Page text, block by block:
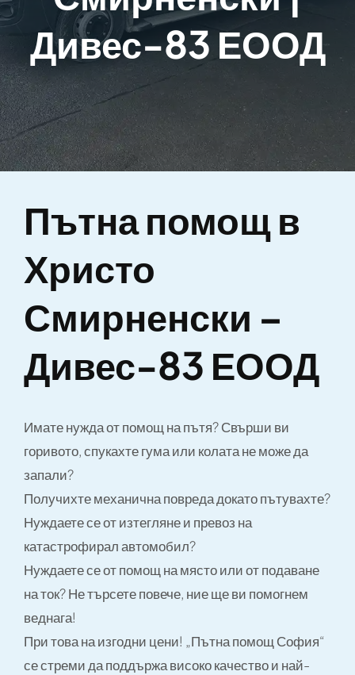
Дивес-83 ЕООД
Пътна помощ в
Христо
Смирненски –
Дивес-83 ЕООД
Имате нужда от помощ на пътя? Свърши ви
горивото, спукахте гума или колата не може да
запали?
Получихте механична повреда докато пътувахте?
Нуждаете се от изтегляне и превоз на
катастрофирал автомобил?
Нуждаете се от помощ на място или от подаване
на ток? Не търсете повече, ние ще ви помогнем
веднага!
При това на изгодни цени! „Пътна помощ София“
се стреми да поддържа високо качество и най-